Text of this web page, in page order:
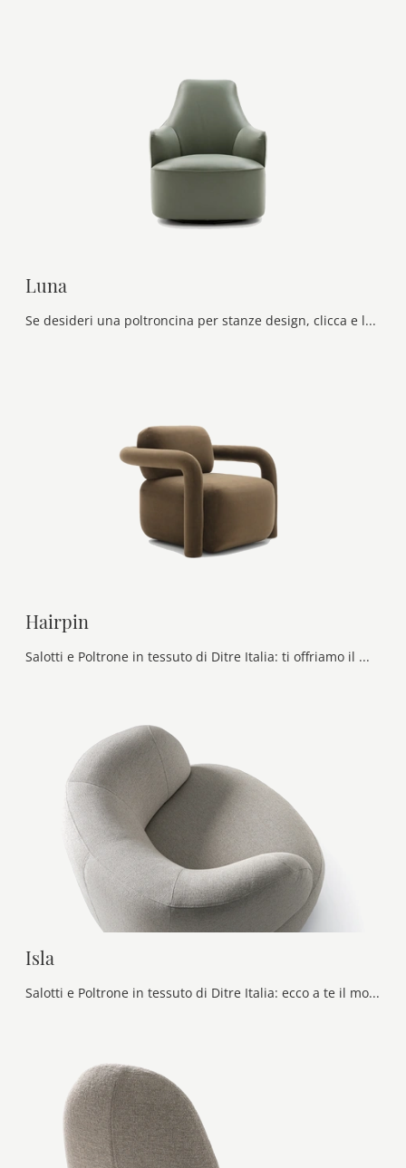
Luna
Se desideri una poltroncina per stanze design, clicca e leggi di più sul modello Luna in pelle della marca Ditre Italia.
Hairpin
Salotti e Poltrone in tessuto di Ditre Italia: ti offriamo il modello Hairpin in tessuto per impreziosire i tuoi spazi.
Isla
Salotti e Poltrone in tessuto di Ditre Italia: ecco a te il modello Isla in tessuto per arricchire i tuoi spazi.